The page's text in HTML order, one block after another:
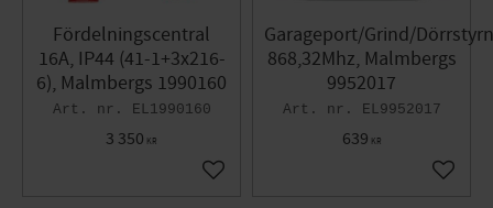
Fördelningscentral
16A, IP44 (41-1+3x216-
6), Malmbergs 1990160
EL1990160
3 350 KR
Lägg till i favoriter
Garageport/Grind/
868,32Mhz, Malmbergs
9952017
EL9952017
639 KR
Lägg